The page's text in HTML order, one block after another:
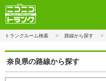
トランクルーム検索 路線から探す
奈良県の路線から探す